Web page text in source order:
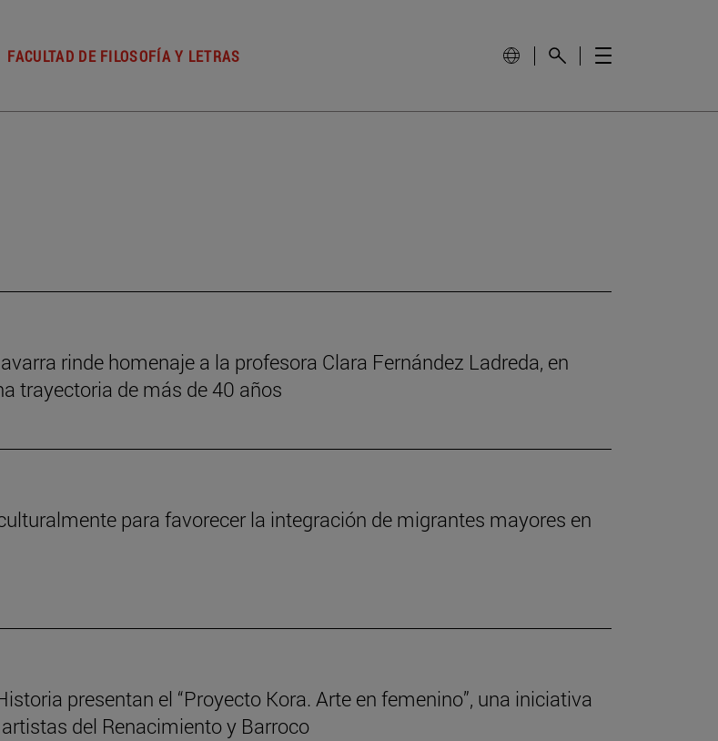
FACULTAD DE FILOSOFÍA Y LETRAS
rinde homenaje a la profesora Clara Fernández Ladreda, en
trayectoria de más de 40 años
para favorecer la integración de migrantes mayores en
presentan el “Proyecto Kora. Arte en femenino”, una iniciativa
del Renacimiento y Barroco